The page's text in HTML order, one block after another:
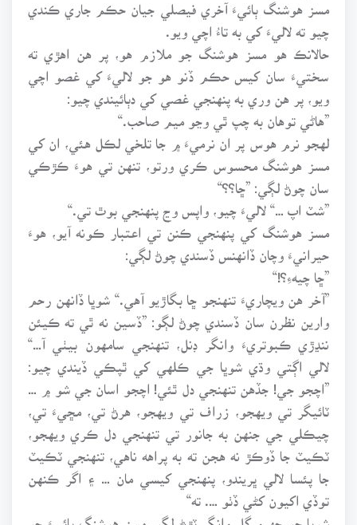
مسز هوشنگ ٻائيءَ آخري فيصلي جيان حڪم جاري ڪندي
چيو ته لاليءَ کي به تاءُ اچي ويو.
حالانڪ هو مسز هوشنگ جو ملازم هو، پر هن اهڙي ته
سختيءَ سان کيس حڪم ڏنو هو جو لاليءَ کي غصو اچي
ويو، پر هن وري به پنهنجي غصي کي دٻائيندي چيو:
”هاڻي توهان به چپ ٿي وڃو ميم صاحب.“
لهجو نرم هوس پر ان نرميءَ ۾ جا تلخي لڪل هئي، ان کي
مسز هوشنگ محسوس ڪري ورتو، تنهن تي هوءَ ڪڙڪي
سان چوڻ لڳي: ”ڇا؟؟“
”شٽ اپ …“ لاليءَ چيو، واپس وڃ پنهنجي بوٿ تي.“
مسز هوشنگ کي پنهنجي ڪنن تي اعتبار ڪونه آيو، هوءَ
حيرانيءَ وچان ڏانهنس ڏسندي چوڻ لڳي:
”ڇا چيهءِ؟!“
”آخر هن ويچاريءَ تنهنجو ڇا بگاڙيو آهي.“ شوڀا ڏانهن رحم
وارين نظرن سان ڏسندي چوڻ لڳو: ”ڏسين نه ٿي ته ڪيئن
ننڍڙي ڪبوتريءَ وانگر ڊنل، تنهنجي سامهون بيٺي آ…“
لالي اڳتي وڌي شوڀا جي ڪلهي کي ٿپڪي ڏيندي چيو:
”اچجو جي! جڏهن تنهنجي دل ٿئي! اچجو اسان جي شو ۾ …
ٽائيگر تي ويهجو، زراف تي ويهجو، هرڻ تي، مڇيءَ تي،
چيڪلي جي جنهن به جانور تي تنهنجي دل ڪري ويهجو،
ٽڪيٽ جا ڏوڪڙ نه هجن ته به پراهه ناهي، تنهنجي ٽڪيٽ
جا پئسا لالي ڀريندو، پنهنجي کيسي مان … ۽ اگر ڪنهن
توڏي اکيون کڻي ڏٺو …. ته“
شوڀا جو چهرو گل وانگر ٽڙڻ لڳو، مسز هوشنگ ٻائيءَ جو